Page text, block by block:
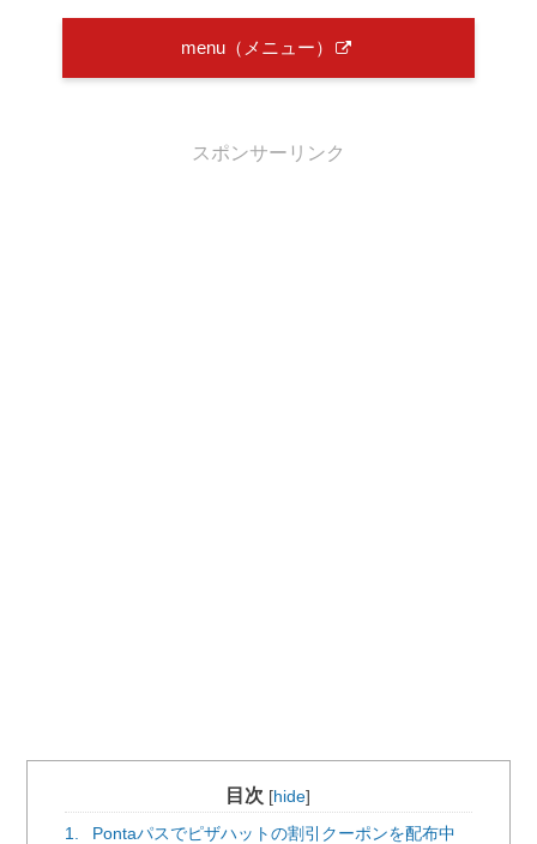
menu（メニュー）
スポンサーリンク
目次 [hide]
1.
Pontaパスでピザハットの割引クーポンを配布中